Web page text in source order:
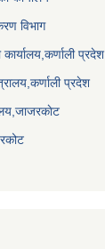
विभाग
प्रदेश
प्रदेश